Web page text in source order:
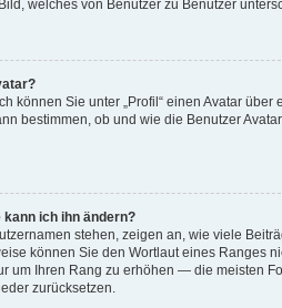
welches von Benutzer zu Benutzer
können Sie unter „Profil“ einen Avatar
bestimmen, ob und wie die Benutzer
kann ich ihn ändern?
stehen, zeigen an, wie viele
können Sie den Wortlaut eines Ranges
um Ihren Rang zu erhöhen — die meisten
zurücksetzen.